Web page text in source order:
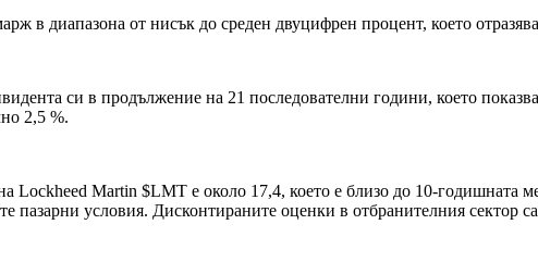
в диапазона от нисък до среден двуцифрен процент, което
си в продължение на 21 последователни години, което
2,5 %.
Lockheed Martin $LMT е около 17,4, което е близо до 10-годишната
пазарни условия. Дисконтираните оценки в отбранителния сектор